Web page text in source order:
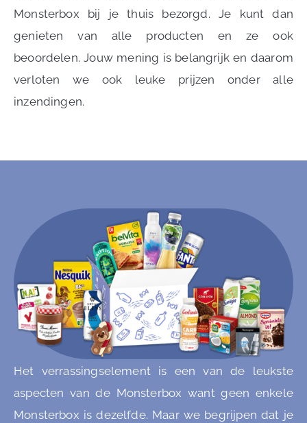
Monsterbox bij je thuis bezorgd. Je kunt dan
genieten van alle producten en ze ook
beoordelen. Jouw mening is belangrijk en daarom
verloten we ook leuke prijzen onder alle
inzendingen.
Het verrassingselement is een van de leukste
aspecten van de Monsterbox want geen enkele
Monsterbox is dezelfde. Maar we begrijpen dat je